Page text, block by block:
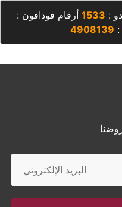
:
1533 أرقام فودافون :
:
4908139